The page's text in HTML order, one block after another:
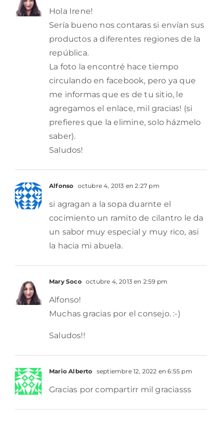
Hola Irene!
Sería bueno nos contaras si envían sus
productos a diferentes regiones de la
república.
La foto la encontré hace tiempo
circulando en facebook, pero ya que
me informas que es de tu sitio, le
agregamos el enlace, mil gracias! (si
prefieres que la elimine, solo házmelo
saber).
Saludos!
Alfonso octubre 4, 2013 en 2:27 pm
si agragan a la sopa duarnte el
cocimiento un ramito de cilantro le da
un sabor muy especial y muy rico, asi
la hacia mi abuela.
Mary Soco octubre 4, 2013 en 2:59 pm
Alfonso!
Muchas gracias por el consejo. :-)
Saludos!!
Mario Alberto septiembre 12, 2022 en 6:55 pm
Gracias por compartirr mil graciasss